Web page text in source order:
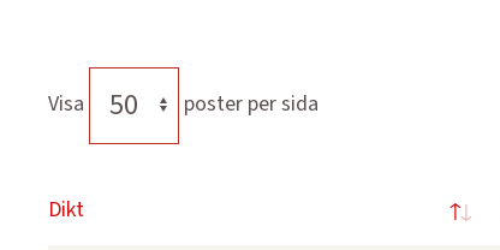
Visa poster per sida
Dikt